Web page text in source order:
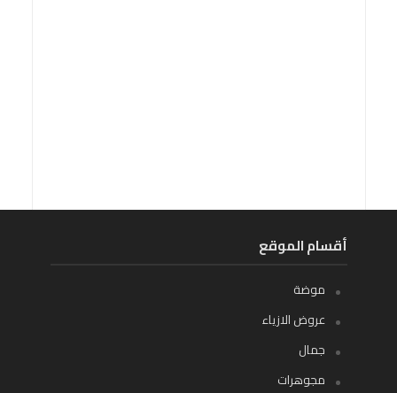
أقسام الموقع
موضة
عروض الازياء
جمال
مجوهرات